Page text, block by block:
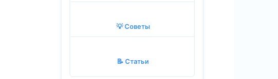
💡 Советы
📝 Статьи